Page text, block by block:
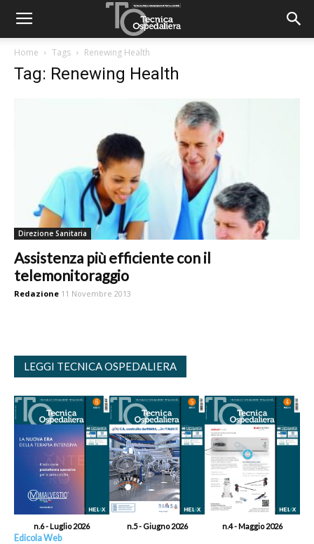
Home Tags Renewing Health
Tag: Renewing Health
Direzione Sanitaria
Assistenza più efficiente con il
telemonitoraggio
Redazione 11 Novembre 2013
LEGGI TECNICA OSPEDALIERA
n.6 - Luglio 2026 n.5 - Giugno 2026 n.4 - Maggio 2026
Edicola Web